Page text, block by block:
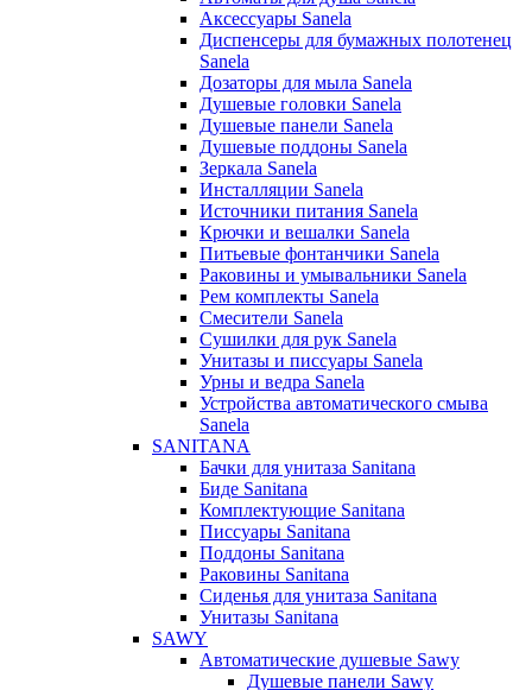
Аксессуары Sanela
Диспенсеры для бумажных полотенец
Sanela
Дозаторы для мыла Sanela
Душевые головки Sanela
Душевые панели Sanela
Душевые поддоны Sanela
Зеркала Sanela
Инсталляции Sanela
Источники питания Sanela
Крючки и вешалки Sanela
Питьевые фонтанчики Sanela
Раковины и умывальники Sanela
Рем комплекты Sanela
Смесители Sanela
Сушилки для рук Sanela
Унитазы и писсуары Sanela
Урны и ведра Sanela
Устройства автоматического смыва
Sanela
SANITANA
Бачки для унитаза Sanitana
Биде Sanitana
Комплектующие Sanitana
Писсуары Sanitana
Поддоны Sanitana
Раковины Sanitana
Сиденья для унитаза Sanitana
Унитазы Sanitana
SAWY
Автоматические душевые Sawy
Душевые панели Sawy